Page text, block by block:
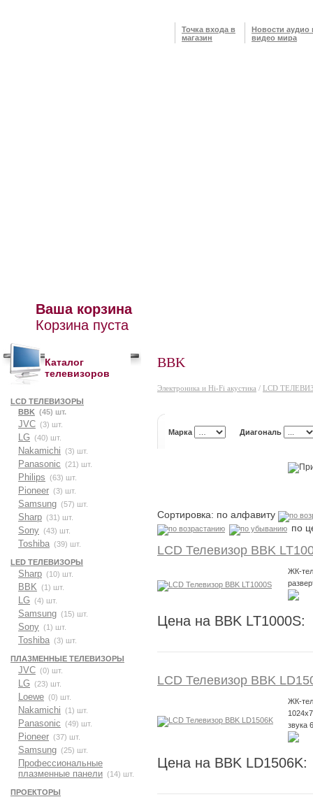
Точка входа в
магазин
Новости аудио
видео мира
Ваша корзина
Корзина пуста
Каталог
телевизоров
LCD ТЕЛЕВИЗОРЫ
BBK (45) шт.
JVC (3) шт.
LG (40) шт.
Nakamichi (3) шт.
Panasonic (21) шт.
Philips (63) шт.
Pioneer (3) шт.
Samsung (57) шт.
Sharp (31) шт.
Sony (43) шт.
Toshiba (39) шт.
LED ТЕЛЕВИЗОРЫ
Sharp (10) шт.
BBK (1) шт.
LG (4) шт.
Samsung (15) шт.
Sony (1) шт.
Toshiba (3) шт.
ПЛАЗМЕННЫЕ ТЕЛЕВИЗОРЫ
JVC (0) шт.
LG (23) шт.
Loewe (0) шт.
Nakamichi (1) шт.
Panasonic (49) шт.
Pioneer (37) шт.
Samsung (25) шт.
Профессиональные
плазменные панели (14) шт.
ПРОЕКТОРЫ
BBK
Электроника и Hi-Fi акустика / LCD
Марка Диагональ
Сортировка: по алфавиту
по
LCD Телевизор BBK
ЖК-
Цена на BBK LT1000S:
LCD Телевизор BBK
ЖК-
звука
Цена на BBK LD1506K: